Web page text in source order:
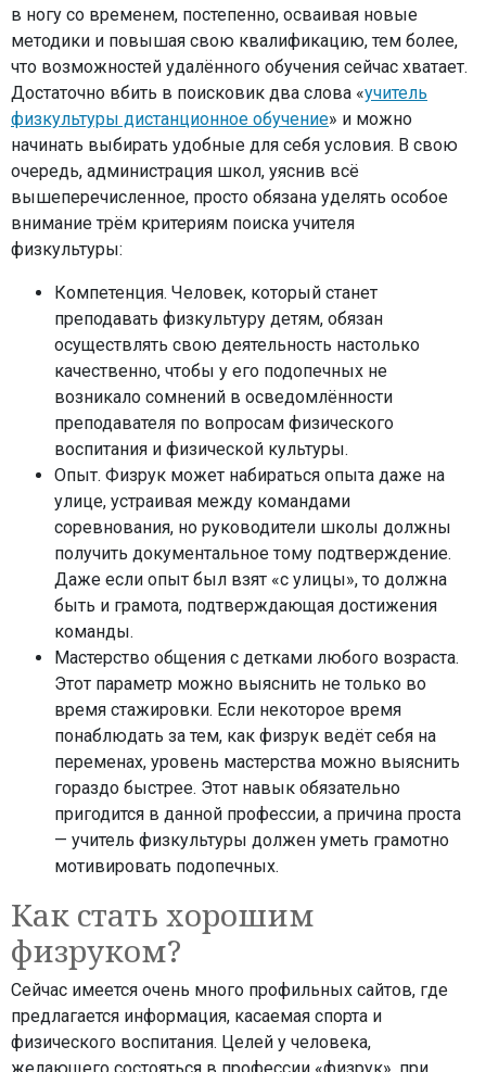
в ногу со временем, постепенно, осваивая новые
методики и повышая свою квалификацию, тем более,
что возможностей удалённого обучения сейчас хватает.
Достаточно вбить в поисковик два слова «учитель
физкультуры дистанционное обучение» и можно
начинать выбирать удобные для себя условия. В свою
очередь, администрация школ, уяснив всё
вышеперечисленное, просто обязана уделять особое
внимание трём критериям поиска учителя
физкультуры:
Компетенция. Человек, который станет
преподавать физкультуру детям, обязан
осуществлять свою деятельность настолько
качественно, чтобы у его подопечных не
возникало сомнений в осведомлённости
преподавателя по вопросам физического
воспитания и физической культуры.
Опыт. Физрук может набираться опыта даже на
улице, устраивая между командами
соревнования, но руководители школы должны
получить документальное тому подтверждение.
Даже если опыт был взят «с улицы», то должна
быть и грамота, подтверждающая достижения
команды.
Мастерство общения с детками любого возраста.
Этот параметр можно выяснить не только во
время стажировки. Если некоторое время
понаблюдать за тем, как физрук ведёт себя на
переменах, уровень мастерства можно выяснить
гораздо быстрее. Этот навык обязательно
пригодится в данной профессии, а причина проста
— учитель физкультуры должен уметь грамотно
мотивировать подопечных.
Как стать хорошим
физруком?
Сейчас имеется очень много профильных сайтов, где
предлагается информация, касаемая спорта и
физического воспитания. Целей у человека,